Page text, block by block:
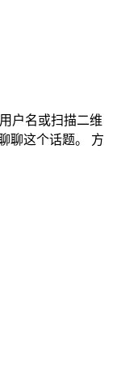
户名或扫描二维
聊这个话题。 方